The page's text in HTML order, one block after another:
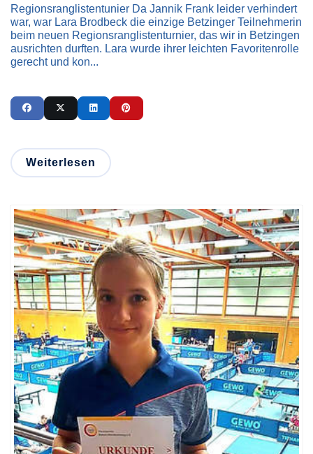
Regionsranglistentunier Da Jannik Frank leider verhindert
war, war Lara Brodbeck die einzige Betzinger Teilnehmerin
beim neuen Regionsranglistenturnier, das wir in Betzingen
ausrichten durften. Lara wurde ihrer leichten Favoritenrolle
gerecht und kon...
Weiterlesen